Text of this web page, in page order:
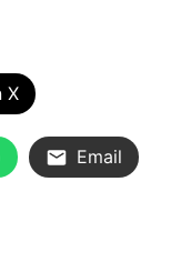
X
Email